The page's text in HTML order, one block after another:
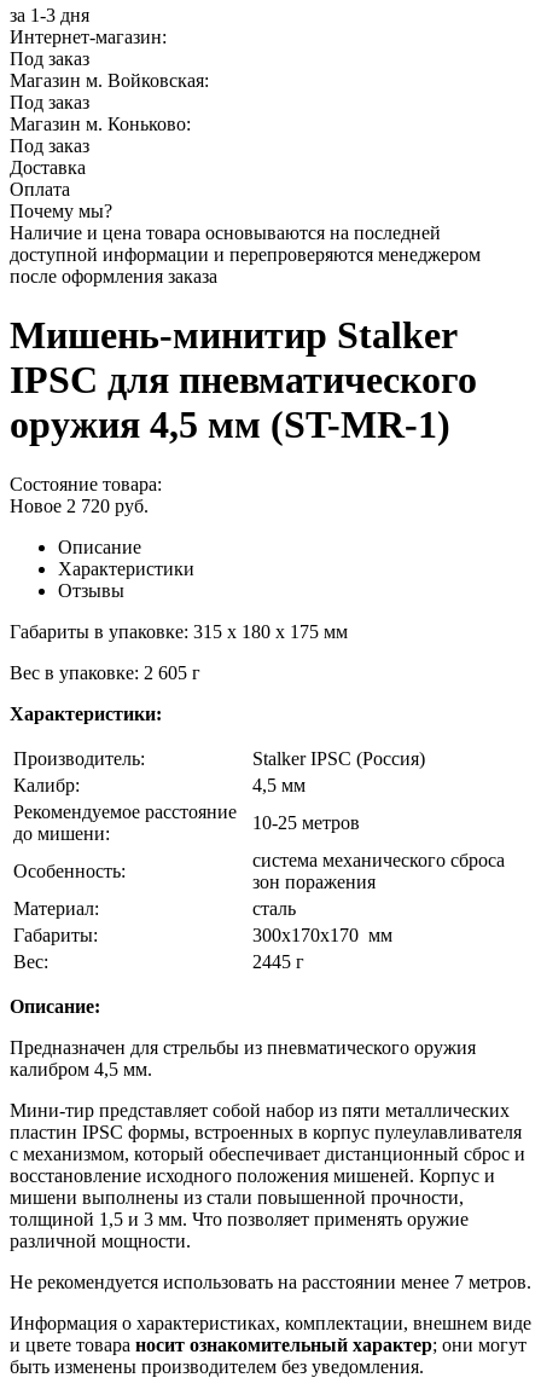
за 1-3 дня
Интернет-магазин:
Под заказ
Магазин м. Войковская:
Под заказ
Магазин м. Коньково:
Под заказ
Доставка
Оплата
Почему мы?
Наличие и цена товара основываются на последней
доступной информации и перепроверяются менеджером
после оформления заказа
Мишень-минитир Stalker
IPSC для пневматического
оружия 4,5 мм (ST-MR-1)
Состояние товара:
Новое 2 720 руб.
Описание
Характеристики
Отзывы
Габариты в упаковке: 315 x 180 x 175 мм
Вес в упаковке: 2 605 г
Характеристики:
Производитель:
Stalker IPSC (Россия)
Калибр:
4,5 мм
Рекомендуемое расстояние
до мишени:
10-25 метров
Особенность:
система механического сброса
зон поражения
Материал:
сталь
Габариты:
300x170x170 мм
Вес:
2445 г
Описание:
Предназначен для стрельбы из пневматического оружия
калибром 4,5 мм.
Мини-тир представляет собой набор из пяти металлических
пластин IPSC формы, встроенных в корпус пулеулавливателя
с механизмом, который обеспечивает дистанционный сброс и
восстановление исходного положения мишеней. Корпус и
мишени выполнены из стали повышенной прочности,
толщиной 1,5 и 3 мм. Что позволяет применять оружие
различной мощности.
Не рекомендуется использовать на расстоянии менее 7 метров.
Информация о характеристиках, комплектации, внешнем виде
и цвете товара носит ознакомительный характер; они могут
быть изменены производителем без уведомления.